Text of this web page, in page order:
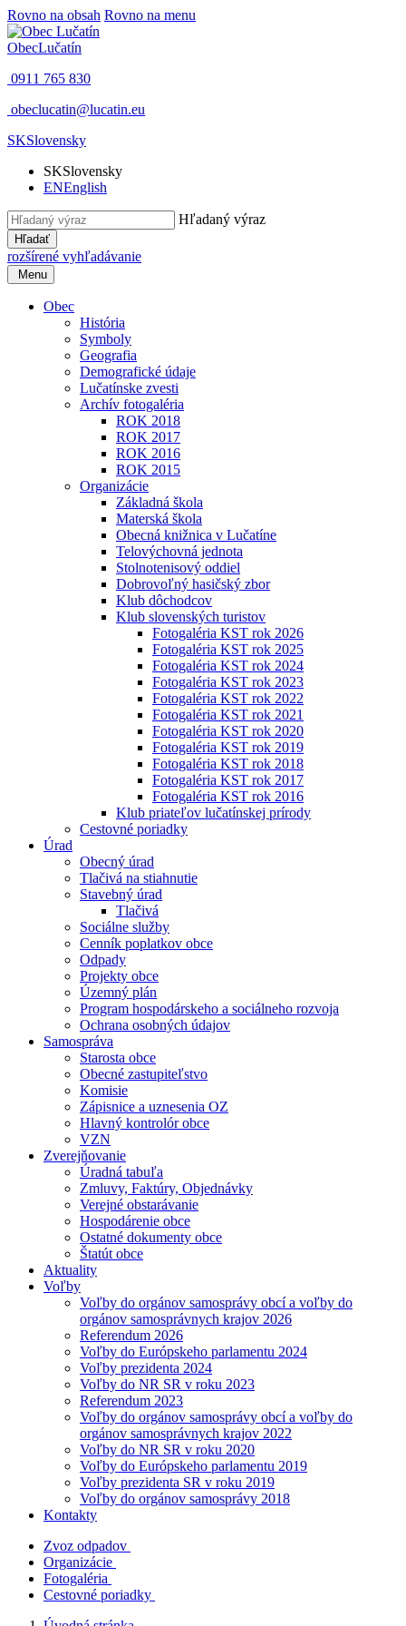
Rovno na obsah Rovno na menu
ObecLučatín
0911 765 830
obeclucatin@lucatin.eu
SKSlovensky
SKSlovensky
ENEnglish
Hľadaný výraz
Hľadať
rozšírené vyhľadávanie
Menu
Obec
História
Symboly
Geografia
Demografické údaje
Lučatínske zvesti
Archív fotogaléria
ROK 2018
ROK 2017
ROK 2016
ROK 2015
Organizácie
Základná škola
Materská škola
Obecná knižnica v Lučatíne
Telovýchovná jednota
Stolnotenisový oddiel
Dobrovoľný hasičský zbor
Klub dôchodcov
Klub slovenských turistov
Fotogaléria KST rok 2026
Fotogaléria KST rok 2025
Fotogaléria KST rok 2024
Fotogaléria KST rok 2023
Fotogaléria KST rok 2022
Fotogaléria KST rok 2021
Fotogaléria KST rok 2020
Fotogaléria KST rok 2019
Fotogaléria KST rok 2018
Fotogaléria KST rok 2017
Fotogaléria KST rok 2016
Klub priateľov lučatínskej prírody
Cestovné poriadky
Úrad
Obecný úrad
Tlačivá na stiahnutie
Stavebný úrad
Tlačivá
Sociálne služby
Cenník poplatkov obce
Odpady
Projekty obce
Územný plán
Program hospodárskeho a sociálneho rozvoja
Ochrana osobných údajov
Samospráva
Starosta obce
Obecné zastupiteľstvo
Komisie
Zápisnice a uznesenia OZ
Hlavný kontrolór obce
VZN
Zverejňovanie
Úradná tabuľa
Zmluvy, Faktúry, Objednávky
Verejné obstarávanie
Hospodárenie obce
Ostatné dokumenty obce
Štatút obce
Aktuality
Voľby
Voľby do orgánov samosprávy obcí a voľby do
orgánov samosprávnych krajov 2026
Referendum 2026
Voľby do Európskeho parlamentu 2024
Voľby prezidenta 2024
Voľby do NR SR v roku 2023
Referendum 2023
Voľby do orgánov samosprávy obcí a voľby do
orgánov samosprávnych krajov 2022
Voľby do NR SR v roku 2020
Voľby do Európskeho parlamentu 2019
Voľby prezidenta SR v roku 2019
Voľby do orgánov samosprávy 2018
Kontakty
Zvoz odpadov
Organizácie
Fotogaléria
Cestovné poriadky